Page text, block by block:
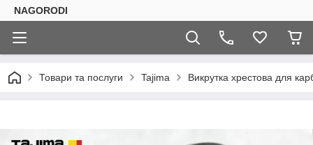
NAGORODI
Товари та послуги Tajima Викрутка хрестова для